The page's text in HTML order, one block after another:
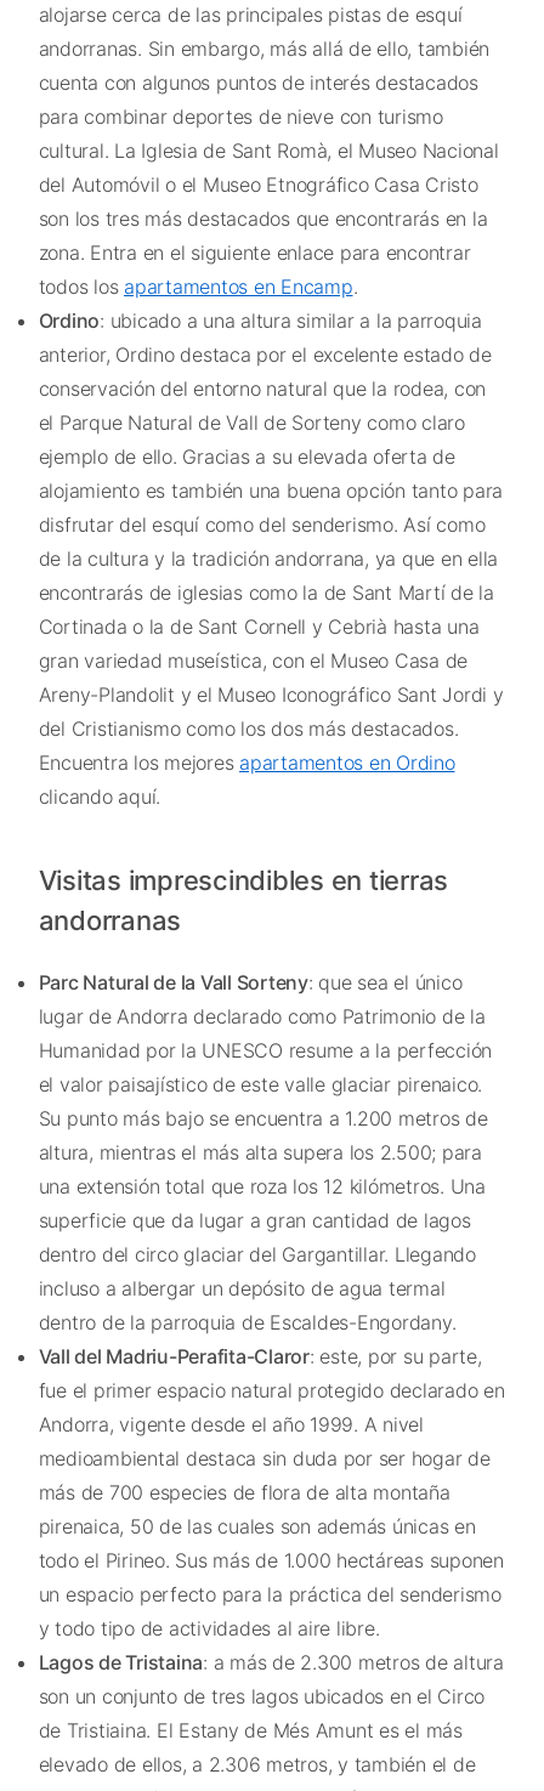
alojarse cerca de las principales pistas de esquí
andorranas. Sin embargo, más allá de ello, también
cuenta con algunos puntos de interés destacados
para combinar deportes de nieve con turismo
cultural. La Iglesia de Sant Romà, el Museo Nacional
del Automóvil o el Museo Etnográfico Casa Cristo
son los tres más destacados que encontrarás en la
zona. Entra en el siguiente enlace para encontrar
todos los apartamentos en Encamp.
Ordino: ubicado a una altura similar a la parroquia
anterior, Ordino destaca por el excelente estado de
conservación del entorno natural que la rodea, con
el Parque Natural de Vall de Sorteny como claro
ejemplo de ello. Gracias a su elevada oferta de
alojamiento es también una buena opción tanto para
disfrutar del esquí como del senderismo. Así como
de la cultura y la tradición andorrana, ya que en ella
encontrarás de iglesias como la de Sant Martí de la
Cortinada o la de Sant Cornell y Cebrià hasta una
gran variedad museística, con el Museo Casa de
Areny-Plandolit y el Museo Iconográfico Sant Jordi y
del Cristianismo como los dos más destacados.
Encuentra los mejores apartamentos en Ordino
clicando aquí.
Visitas imprescindibles en tierras
andorranas
Parc Natural de la Vall Sorteny: que sea el único
lugar de Andorra declarado como Patrimonio de la
Humanidad por la UNESCO resume a la perfección
el valor paisajístico de este valle glaciar pirenaico.
Su punto más bajo se encuentra a 1.200 metros de
altura, mientras el más alta supera los 2.500; para
una extensión total que roza los 12 kilómetros. Una
superficie que da lugar a gran cantidad de lagos
dentro del circo glaciar del Gargantillar. Llegando
incluso a albergar un depósito de agua termal
dentro de la parroquia de Escaldes-Engordany.
Vall del Madriu-Perafita-Claror: este, por su parte,
fue el primer espacio natural protegido declarado en
Andorra, vigente desde el año 1999. A nivel
medioambiental destaca sin duda por ser hogar de
más de 700 especies de flora de alta montaña
pirenaica, 50 de las cuales son además únicas en
todo el Pirineo. Sus más de 1.000 hectáreas suponen
un espacio perfecto para la práctica del senderismo
y todo tipo de actividades al aire libre.
Lagos de Tristaina: a más de 2.300 metros de altura
son un conjunto de tres lagos ubicados en el Circo
de Tristiaina. El Estany de Més Amunt es el más
elevado de ellos, a 2.306 metros, y también el de